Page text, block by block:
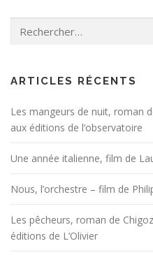
ARTICLES RÉCENTS
Les mangeurs de nuit, roman
aux éditions de l’observatoire
Une année italienne, film de
Nous, l’orchestre – film de
Les pêcheurs, roman de
éditions de L’Olivier